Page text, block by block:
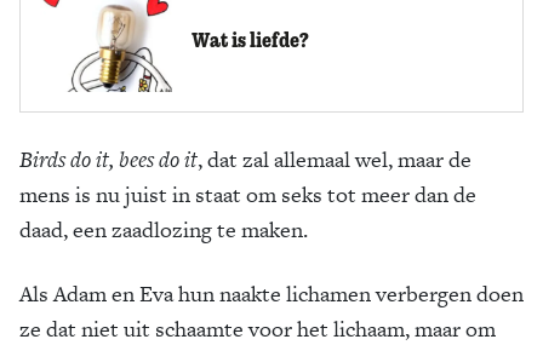
Wat is liefde?
Birds do it, bees do it, dat zal allemaal wel, maar de
mens is nu juist in staat om seks tot meer dan de
daad, een zaadlozing te maken.
Als Adam en Eva hun naakte lichamen verbergen doen
ze dat niet uit schaamte voor het lichaam, maar om